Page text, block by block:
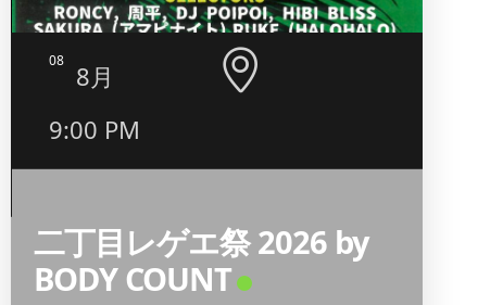
08
8月
9:00 PM
二丁目レゲエ祭 2026 by
BODY COUNT